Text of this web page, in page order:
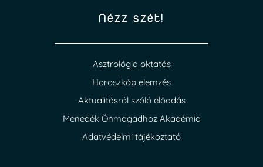
Nézz szét!
Asztrológia oktatás
Horoszkóp elemzés
Aktualitásról szóló előadás
Menedék Önmagadhoz Akadémia
Adatvédelmi tájékoztató